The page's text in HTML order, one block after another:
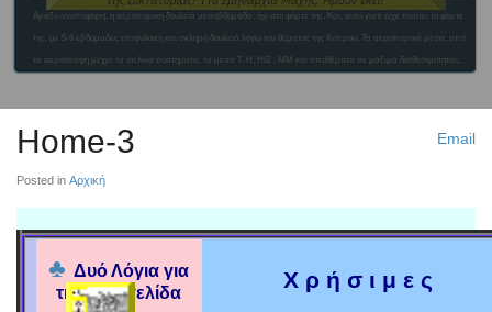
Άραξο ανυπόφορη, η αεροπορική δουλειά μεσοβδόμαδα, όχι στο φόρτε της. Και, αυτό γιατί είχε πιάσει το φόρτε
της, με 5-6 εβδομάδες επιφυλακή και σκληρή δουλειά λόγω του θέματος της Κύπρου. Τα αεροπορικά μέσα, από
τα αεροσκάφη μέχρι τα οπλικά συστήματα, τα μέσα Τ-Η, Η/Ζ , ΜΜ και αποθέματα σε μάξιμα διαθεσιμότητας.
Email
Home-3
Posted in Αρχική
♣ Δυό Λόγια για
την Ιστοσελίδα
Χ ρ ή σ ι μ ε